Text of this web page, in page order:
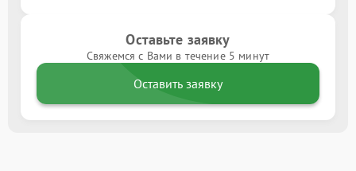
Оставьте заявку
Свяжемся с Вами в течение 5 минут
Оставить заявку